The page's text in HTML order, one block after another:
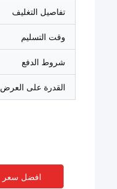
تفاصيل التغليف
وقت التسليم
شروط الدفع
القدرة على العرض
افضل سعر